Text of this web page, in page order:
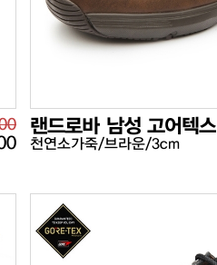
랜드로바 남성 고어텍스
천연소가죽/브라운/3cm